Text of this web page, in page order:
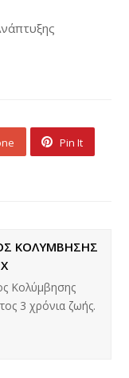
Pin It
ΚΟΛΥΜΒΗΣΗΣ
Κολύμβησης
3 χρόνια ζωής.